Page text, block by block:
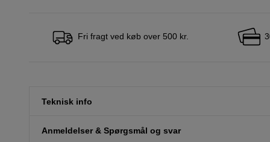
Fri fragt ved køb over 500 kr.
Teknisk info
Anmeldelser & Spørgsmål og svar